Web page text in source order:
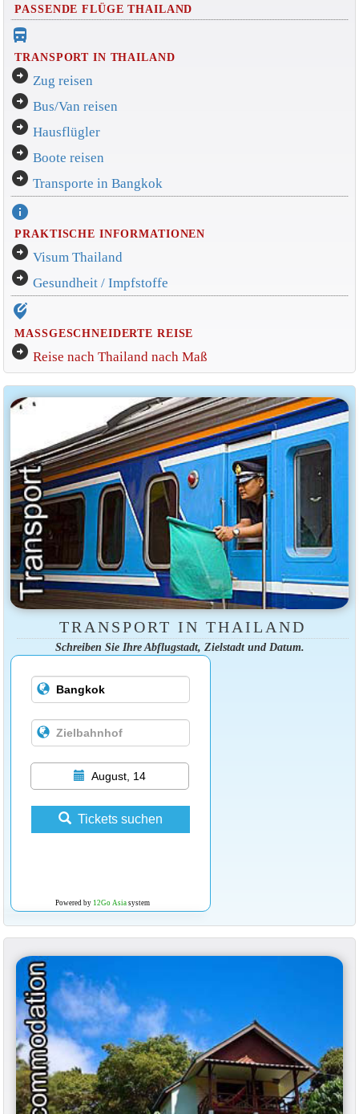
PASSENDE FLÜGE THAILAND
directions_bus_filled
TRANSPORT IN THAILAND
arrow_circle_right Zug reisen
arrow_circle_right Bus/Van reisen
arrow_circle_right Hausflügler
arrow_circle_right Boote reisen
arrow_circle_right Transporte in Bangkok
info
PRAKTISCHE INFORMATIONEN
arrow_circle_right Visum Thailand
arrow_circle_right Gesundheit / Impfstoffe
edit_location_alt
MASSGESCHNEIDERTE REISE
arrow_circle_right Reise nach Thailand nach Maß
TRANSPORT IN THAILAND
Schreiben Sie Ihre Abflugstadt, Zielstadt und Datum.
August, 14
Tickets suchen
Powered by 12Go Asiasystem